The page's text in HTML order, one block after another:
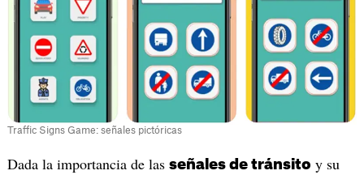
Traffic Signs Game: señales pictóricas
‎Dada la importancia de las señales de tránsito y su